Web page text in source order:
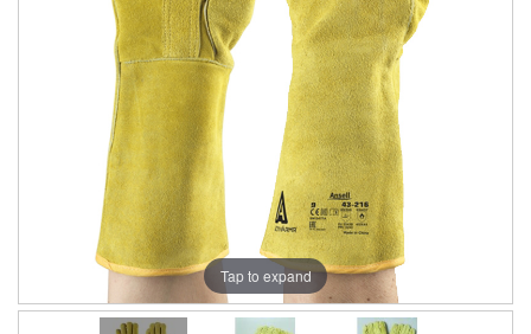
Tap to expand